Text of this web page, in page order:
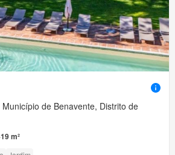
de Benavente, Distrito de
m²